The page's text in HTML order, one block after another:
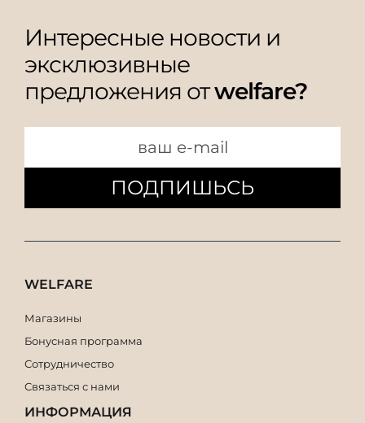
Интересные новости и
эксклюзивные
предложения отwelfare?
ПОДПИШЬСЬ
WELFARE
Магазины
Бонусная программа
Сотрудничество
Связаться с нами
ИНФОРМАЦИЯ